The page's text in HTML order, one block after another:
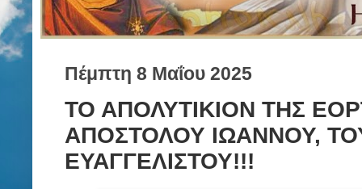
Πέμπτη 8 Μαΐου 2025
ΤΟ ΑΠΟΛΥΤΙΚΙΟΝ ΤΗΣ
ΑΠΟΣΤΟΛΟΥ ΙΩΑΝΝΟΥ,
ΕΥΑΓΓΕΛΙΣΤΟΥ!!!